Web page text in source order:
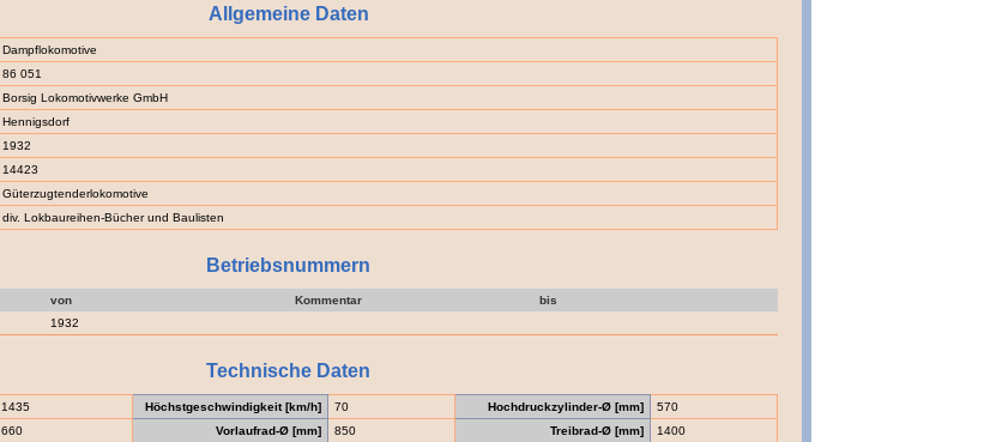
Allgemeine Daten
Dampflokomotive
86 051
Borsig Lokomotivwerke GmbH
Hennigsdorf
1932
14423
Güterzugtenderlokomotive
div. Lokbaureihen-Bücher und Baulisten
Betriebsnummern
von Kommentar
bis
1932
Technische Daten
1435 Höchstgeschwindigkeit [km/h] 70 Hochdruckzylinder-Ø [mm]
570
660 Vorlaufrad-Ø [mm] 850 Treibrad-Ø [mm]
1400